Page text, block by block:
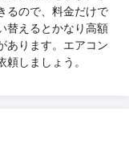
るので、料金だけで
替えるとかなり高額
あります。エアコン
しましょう。